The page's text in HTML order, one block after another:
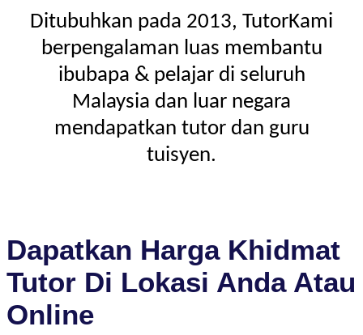
Ditubuhkan pada 2013, TutorKami
berpengalaman luas membantu
ibubapa & pelajar di seluruh
Malaysia dan luar negara
mendapatkan tutor dan guru
tuisyen.
Dapatkan Harga Khidmat
Tutor Di Lokasi Anda Atau
Online